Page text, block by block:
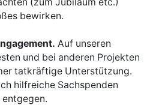
bewirken.
Auf unseren
und bei anderen Projekten
tatkräftige Unterstützung.
hilfreiche Sachspenden